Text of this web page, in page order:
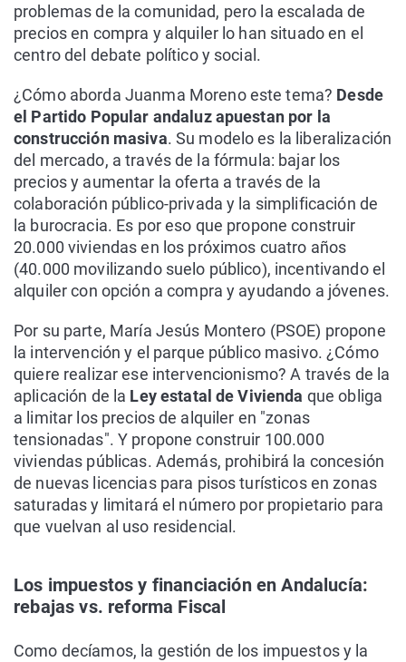
problemas de la comunidad, pero la escalada de
precios en compra y alquiler lo han situado en el
centro del debate político y social.
¿Cómo aborda Juanma Moreno este tema? Desde
el Partido Popular andaluz apuestan por la
construcción masiva. Su modelo es la liberalización
del mercado, a través de la fórmula: bajar los
precios y aumentar la oferta a través de la
colaboración público-privada y la simplificación de
la burocracia. Es por eso que propone construir
20.000 viviendas en los próximos cuatro años
(40.000 movilizando suelo público), incentivando el
alquiler con opción a compra y ayudando a jóvenes.
Por su parte, María Jesús Montero (PSOE) propone
la intervención y el parque público masivo. ¿Cómo
quiere realizar ese intervencionismo? A través de la
aplicación de la Ley estatal de Vivienda que obliga
a limitar los precios de alquiler en "zonas
tensionadas". Y propone construir 100.000
viviendas públicas. Además, prohibirá la concesión
de nuevas licencias para pisos turísticos en zonas
saturadas y limitará el número por propietario para
que vuelvan al uso residencial.
Los impuestos y financiación en Andalucía:
rebajas vs. reforma Fiscal
Como decíamos, la gestión de los impuestos y la